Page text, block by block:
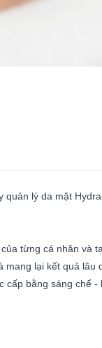
quản lý da mặt
từng cá nhân và
mang lại kết quả lâu
bằng sáng chế